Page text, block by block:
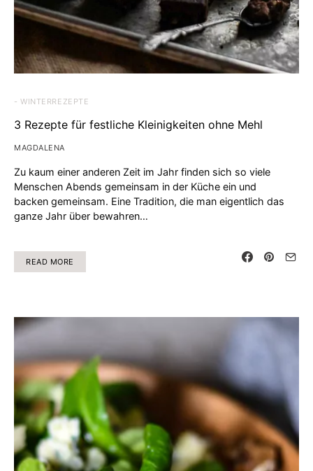
- WINTERREZEPTE
3 Rezepte für festliche Kleinigkeiten ohne Mehl
MAGDALENA
Zu kaum einer anderen Zeit im Jahr finden sich so viele
Menschen Abends gemeinsam in der Küche ein und
backen gemeinsam. Eine Tradition, die man eigentlich das
ganze Jahr über bewahren…
READ MORE